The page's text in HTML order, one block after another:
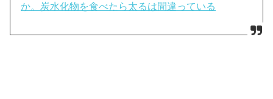
か。炭水化物を食べたら太るは間違っている